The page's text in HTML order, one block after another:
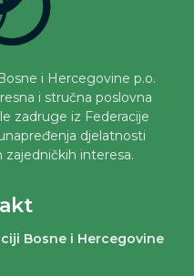
i Hercegovine p.o.
i stručna poslovna
zadruge iz Federacije
djelatnosti
interesa.
Bosne i Hercegovine